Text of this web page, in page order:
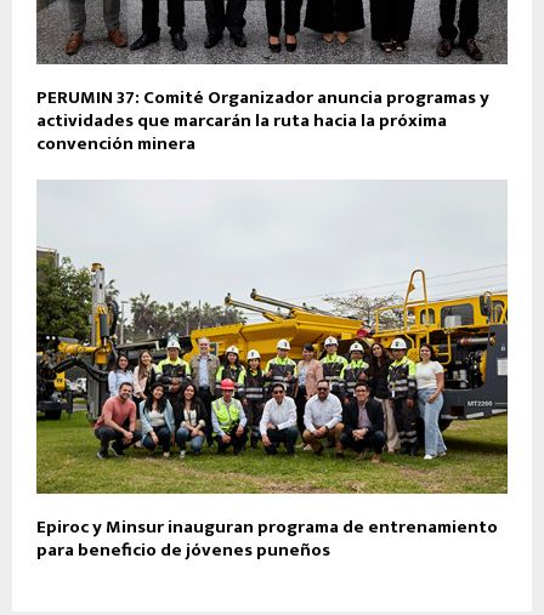
PERUMIN 37: Comité Organizador anuncia programas y
actividades que marcarán la ruta hacia la próxima
convención minera
Epiroc y Minsur inauguran programa de entrenamiento
para beneficio de jóvenes puneños